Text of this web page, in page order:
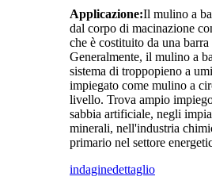
Applicazione:Il mulino a
dal corpo di macinazione
che è costituito da una
Generalmente, il mulino a
sistema di troppopieno a
impiegato come mulino a
livello. Trova ampio
sabbia artificiale, negli
minerali, nell'industria
primario nel settore
indaginedettaglio